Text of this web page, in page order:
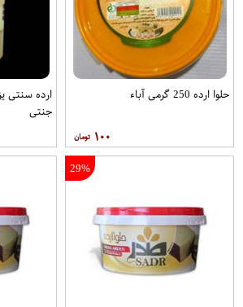
حلوا ارده 250 گرمی آباء
۱۰۰
جنتی
29%